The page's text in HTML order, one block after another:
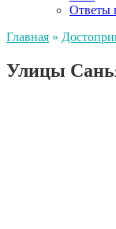
Ответы
Главная »
Улицы